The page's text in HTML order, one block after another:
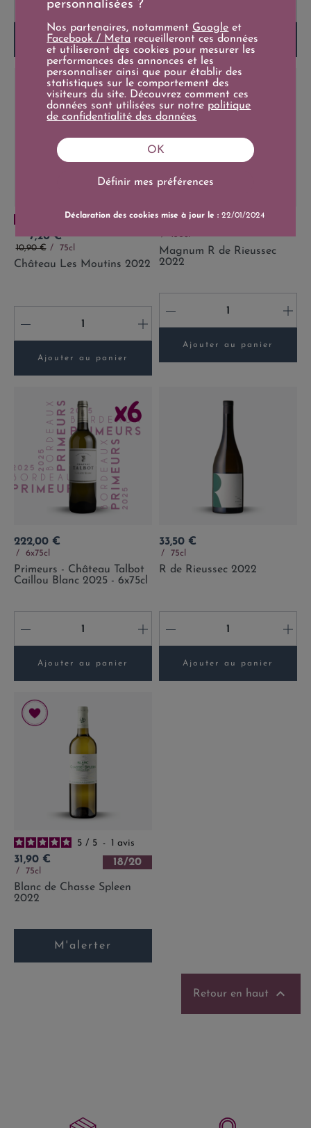
+
Ajouter au panier Ajouter au panier
4.5 / 5- 2avis
Prix
7,20 €
Prix de base
10,90 € 75cl
Château Les Moutins 2022
- +
Ajouter au panier
60,00 €
150cl
Magnum R de Rieussec
2022
- +
Ajouter au panier
Prix
222,00 €
6x75cl
Primeurs - Château Talbot
Caillou Blanc 2025 - 6x75cl
- +
Ajouter au panier
Prix
33,50 €
75cl
R de Rieussec 2022
- +
Ajouter au panier
5 / 5 - 1 avis
Prix
31,90 €
75cl
18/20
Blanc de Chasse Spleen
2022
M'alerter
Retour en haut 
personnalisées ?
Nos partenaires, notamment Google et
Facebook / Meta recueilleront ces données
et utiliseront des cookies pour mesurer les
performances des annonces et les
personnaliser ainsi que pour établir des
statistiques sur le comportement des
visiteurs du site. Découvrez comment ces
données sont utilisées sur notre politique
de confidentialité des données
Définir mes préférences
OK
Déclaration des cookies mise à jour le :22/01/2024